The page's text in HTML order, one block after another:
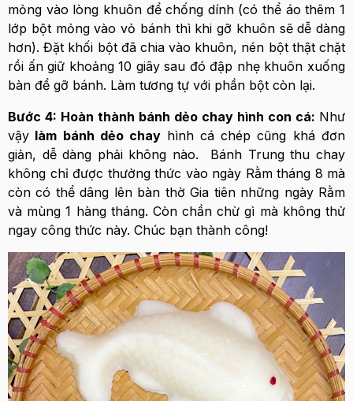
mỏng vào lòng khuôn để chống dính (có thể áo thêm 1
lớp bột mỏng vào vỏ bánh thì khi gỡ khuôn sẽ dễ dàng
hơn). Đặt khối bột đã chia vào khuôn, nén bột thật chặt
rồi ấn giữ khoảng 10 giây sau đó đập nhẹ khuôn xuống
bàn để gỡ bánh. Làm tương tự với phần bột còn lại.
Bước 4: Hoàn thành bánh dẻo chay hình con cá: Như
vậy làm bánh dẻo chay hình cá chép cũng khá đơn
giản, dễ dàng phải không nào. Bánh Trung thu chay
không chỉ được thưởng thức vào ngày Rằm tháng 8 mà
còn có thể dâng lên bàn thờ Gia tiên những ngày Rằm
và mùng 1 hàng tháng. Còn chần chừ gì mà không thử
ngay công thức này. Chúc bạn thành công!